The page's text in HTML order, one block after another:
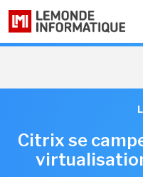
Citrix se